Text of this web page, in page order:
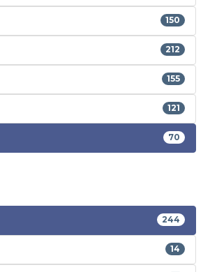
150
212
155
121
70
244
14